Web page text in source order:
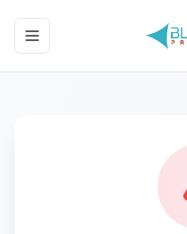
Toggle navigation menu